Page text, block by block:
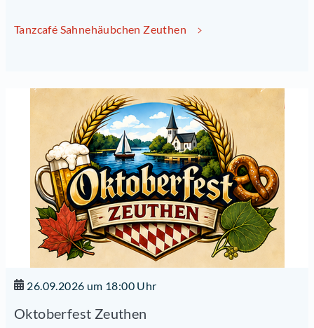
Tanzcafé Sahnehäubchen Zeuthen
26.09.2026 um 18:00 Uhr
Oktoberfest Zeuthen